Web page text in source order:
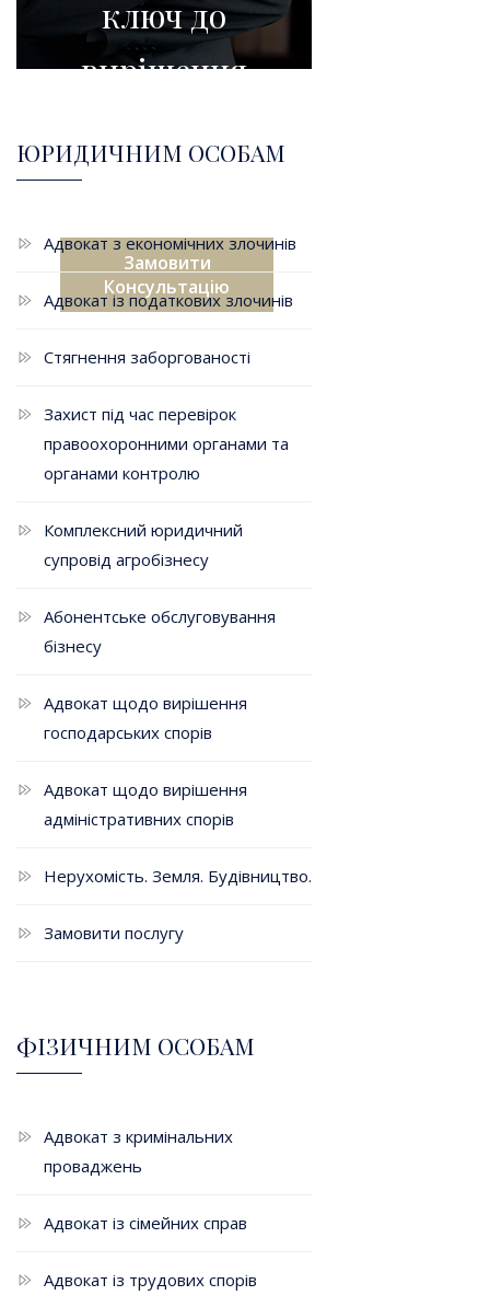
ключ до
вирішення
Замовити
Консультацію
ЮРИДИЧНИМ ОСОБАМ
Адвокат з економічних злочинів
Адвокат із податкових злочинів
Стягнення заборгованості
Захист під час перевірок
правоохоронними органами та
органами контролю
Комплексний юридичний
супровід агробізнесу
Абонентське обслуговування
бізнесу
Адвокат щодо вирішення
господарських спорів
Адвокат щодо вирішення
адміністративних спорів
Нерухомість. Земля. Будівництво.
Замовити послугу
ФІЗИЧНИМ ОСОБАМ
Адвокат з кримінальних
проваджень
Адвокат із сімейних справ
Адвокат із трудових спорів